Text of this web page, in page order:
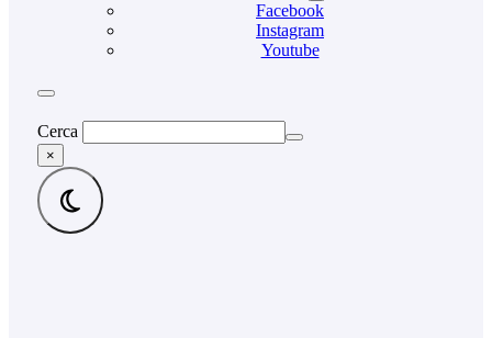
Facebook
Instagram
Youtube
Cerca
×